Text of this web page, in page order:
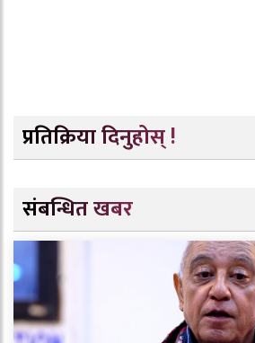
प्रतिक्रिया दिनुहोस् !
संबन्धित खबर